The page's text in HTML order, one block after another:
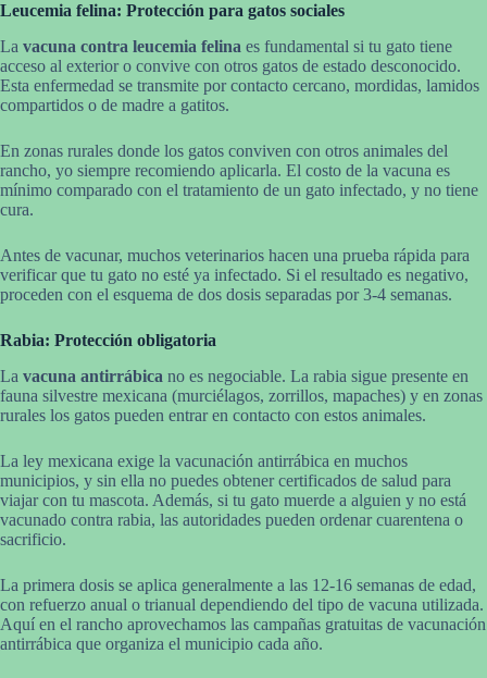
Leucemia felina: Protección para gatos sociales
La vacuna contra leucemia felina es fundamental si tu gato tiene
acceso al exterior o convive con otros gatos de estado desconocido.
Esta enfermedad se transmite por contacto cercano, mordidas, lamidos
compartidos o de madre a gatitos.
En zonas rurales donde los gatos conviven con otros animales del
rancho, yo siempre recomiendo aplicarla. El costo de la vacuna es
mínimo comparado con el tratamiento de un gato infectado, y no tiene
cura.
Antes de vacunar, muchos veterinarios hacen una prueba rápida para
verificar que tu gato no esté ya infectado. Si el resultado es negativo,
proceden con el esquema de dos dosis separadas por 3-4 semanas.
Rabia: Protección obligatoria
La vacuna antirrábica no es negociable. La rabia sigue presente en
fauna silvestre mexicana (murciélagos, zorrillos, mapaches) y en zonas
rurales los gatos pueden entrar en contacto con estos animales.
La ley mexicana exige la vacunación antirrábica en muchos
municipios, y sin ella no puedes obtener certificados de salud para
viajar con tu mascota. Además, si tu gato muerde a alguien y no está
vacunado contra rabia, las autoridades pueden ordenar cuarentena o
sacrificio.
La primera dosis se aplica generalmente a las 12-16 semanas de edad,
con refuerzo anual o trianual dependiendo del tipo de vacuna utilizada.
Aquí en el rancho aprovechamos las campañas gratuitas de vacunación
antirrábica que organiza el municipio cada año.